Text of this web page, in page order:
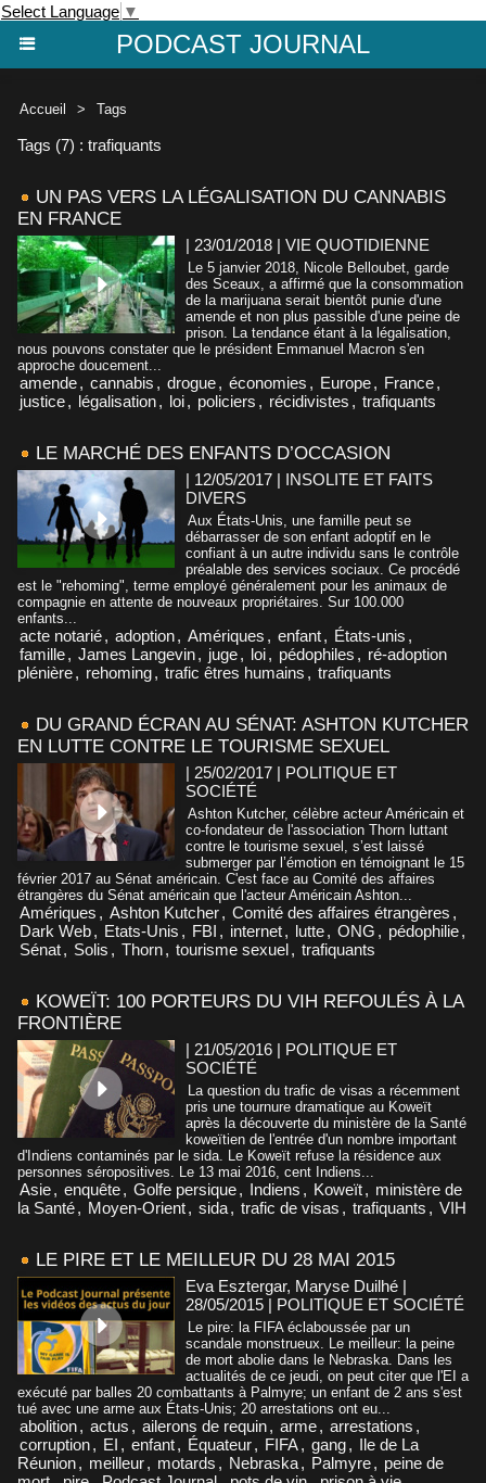
Select Language ▼
PODCAST JOURNAL
Accueil > Tags
Tags (7) : trafiquants
UN PAS VERS LA LÉGALISATION DU CANNABIS
EN FRANCE
| 23/01/2018 | VIE QUOTIDIENNE
Le 5 janvier 2018, Nicole Belloubet, garde
des Sceaux, a affirmé que la consommation
de la marijuana serait bientôt punie d'une
amende et non plus passible d'une peine de
prison. La tendance étant à la légalisation,
nous pouvons constater que le président Emmanuel Macron s'en
approche doucement...
amende, cannabis , drogue, économies , Europe, France,
justice, légalisation, loi, policiers , récidivistes , trafiquants
LE MARCHÉ DES ENFANTS D’OCCASION
| 12/05/2017 | INSOLITE ET FAITS
DIVERS
Aux États-Unis, une famille peut se
débarrasser de son enfant adoptif en le
confiant à un autre individu sans le contrôle
préalable des services sociaux. Ce procédé
est le "rehoming", terme employé généralement pour les animaux de
compagnie en attente de nouveaux propriétaires. Sur 100.000
enfants...
acte notarié, adoption, Amériques , enfant, États-unis ,
famille, James Langevin, juge, loi, pédophiles , ré-adoption
plénière, rehoming, trafic êtres humains , trafiquants
DU GRAND ÉCRAN AU SÉNAT: ASHTON KUTCHER
EN LUTTE CONTRE LE TOURISME SEXUEL
| 25/02/2017 | POLITIQUE ET
SOCIÉTÉ
Ashton Kutcher, célèbre acteur Américain et
co-fondateur de l'association Thorn luttant
contre le tourisme sexuel, s’est laissé
submerger par l’émotion en témoignant le 15
février 2017 au Sénat américain. C'est face au Comité des affaires
étrangères du Sénat américain que l'acteur Américain Ashton...
Amériques , Ashton Kutcher, Comité des affaires étrangères ,
Dark Web, Etats-Unis , FBI , internet, lutte, ONG , pédophilie,
Sénat, Solis , Thorn, tourisme sexuel, trafiquants
KOWEÏT: 100 PORTEURS DU VIH REFOULÉS À LA
FRONTIÈRE
| 21/05/2016 | POLITIQUE ET
SOCIÉTÉ
La question du trafic de visas a récemment
pris une tournure dramatique au Koweït
après la découverte du ministère de la Santé
koweïtien de l'entrée d'un nombre important
d'Indiens contaminés par le sida. Le Koweït refuse la résidence aux
personnes séropositives. Le 13 mai 2016, cent Indiens...
Asie, enquête, Golfe persique, Indiens , Koweït, ministère de
la Santé, Moyen-Orient, sida, trafic de visas , trafiquants , VIH
LE PIRE ET LE MEILLEUR DU 28 MAI 2015
Eva Esztergar, Maryse Duilhé |
28/05/2015 | POLITIQUE ET SOCIÉTÉ
Le pire: la FIFA éclaboussée par un
scandale monstrueux. Le meilleur: la peine
de mort abolie dans le Nebraska. Dans les
actualités de ce jeudi, on peut citer que l'EI a
exécuté par balles 20 combattants à Palmyre; un enfant de 2 ans s'est
tué avec une arme aux États-Unis; 20 arrestations ont eu...
abolition, actus , ailerons de requin, arme, arrestations ,
corruption, EI , enfant, Équateur, FIFA, gang, Ile de La
Réunion, meilleur, motards , Nebraska, Palmyre, peine de